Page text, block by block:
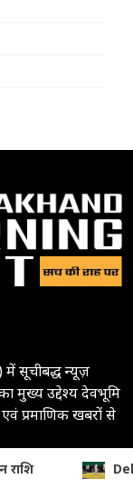
में सूचीबद्ध न्यूज़
का मुख्य उद्देश्य देवभूमि
प्रमाणिक खबरों से
का दमदार